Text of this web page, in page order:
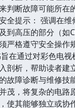
判断故障可能所在
全提示： 强调在维
到高压的部分（如
严格遵守安全操作
在通过对彩色电
剖析，帮助读者建
故障诊断与维修技
茂，将复杂的电路
使其能够独立或协